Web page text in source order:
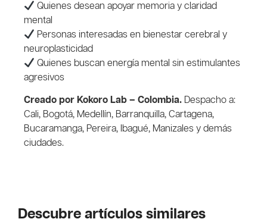
Quienes desean apoyar memoria y claridad
mental
Personas interesadas en bienestar cerebral y
neuroplasticidad
Quienes buscan energía mental sin estimulantes
agresivos
Creado por Kokoro Lab – Colombia. Despacho a:
Cali, Bogotá, Medellín, Barranquilla, Cartagena,
Bucaramanga, Pereira, Ibagué, Manizales y demás
ciudades.
Descubre artículos similares